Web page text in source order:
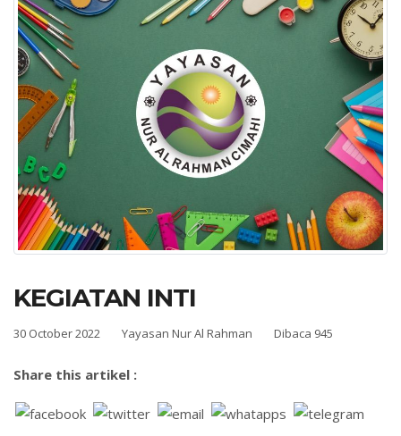
KEGIATAN INTI
30 October 2022 Yayasan Nur Al Rahman Dibaca 945
Share this artikel :